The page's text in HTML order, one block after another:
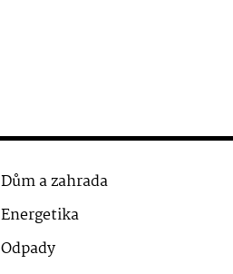
Dům a zahrada
Energetika
Odpady